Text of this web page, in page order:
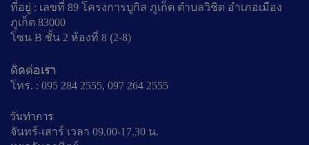
ที่อยู่ : เลขที่ 89 โครงการบูกิส ภูเก็ต ตำบลวิชิต อำเภอเมือง
ภูเก็ต 83000
โซน B ชั้น 2 ห้องที่ 8 (ฺ2-8)
ติดต่อเรา
โทร. : 095 284 2555, 097 264 2555
วันทำการ
จันทร์-เสาร์ เวลา 09.00-17.30 น.